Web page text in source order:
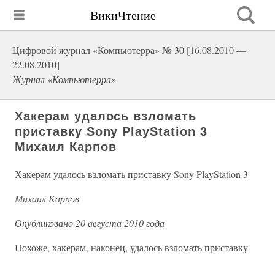
ВикиЧтение
Цифровой журнал «Компьютерра» № 30 [16.08.2010 —
22.08.2010]
Журнал «Компьютерра»
Хакерам удалось взломать
приставку Sony PlayStation 3
Михаил Карпов
Хакерам удалось взломать приставку Sony PlayStation 3
Михаил Карпов
Опубликовано 20 августа 2010 года
Похоже, хакерам, наконец, удалось взломать приставку